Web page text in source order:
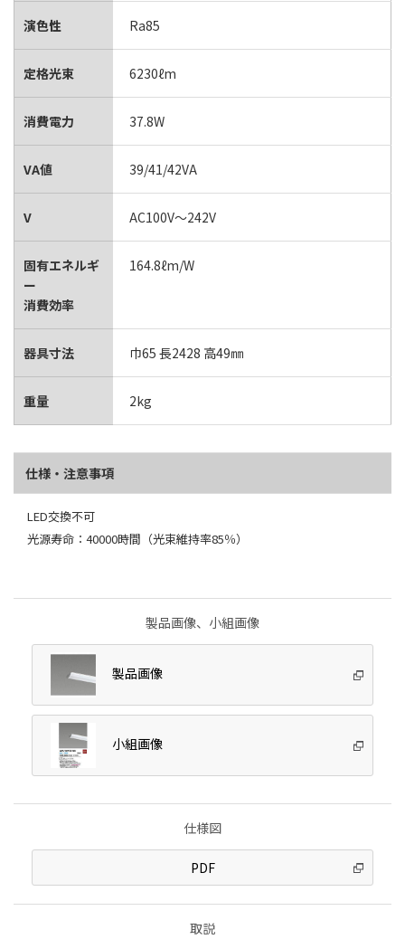
演色性 Ra85
定格光束 6230ℓm
消費電力 37.8W
VA値 39/41/42VA
V AC100V～242V
固有エネルギ
ー
消費効率
164.8ℓm/W
器具寸法 巾65 長2428 高49㎜
重量 2kg
仕様・注意事項
LED交換不可
光源寿命：40000時間（光束維持率85％）
製品画像、小組画像
製品画像
小組画像
仕様図
PDF
取説